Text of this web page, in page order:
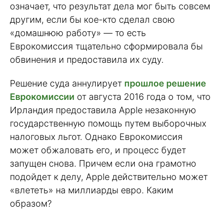
означает, что результат дела мог быть совсем
другим, если бы кое-кто сделал свою
«домашнюю работу» — то есть
Еврокомиссия тщательно сформировала бы
обвинения и предоставила их суду.
Решение суда аннулирует прошлое решение
Еврокомиссии от августа 2016 года о том, что
Ирландия предоставила Apple незаконную
государственную помощь путем выборочных
налоговых льгот. Однако Еврокомиссия
может обжаловать его, и процесс будет
запущен снова. Причем если она грамотно
подойдет к делу, Apple действительно может
«влететь» на миллиарды евро. Каким
образом?